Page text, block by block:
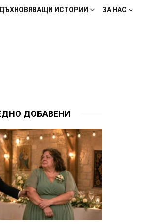
ИСТОРИИ ЗА НАС
ДОБАВЕНИ